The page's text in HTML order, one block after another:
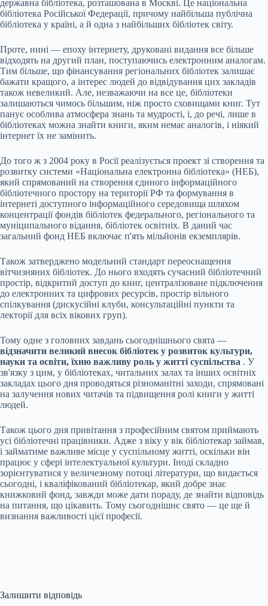
державна бібліотека, розташована в Москві. Це національна
бібліотека Російської Федерації, причому найбільша публічна
бібліотека у країні, а й одна з найбільших бібліотек світу.
Проте, нині — епоху інтернету, друковані видання все більше
відходять на другий план, поступаючись електронним аналогам.
Тим більше, що фінансування регіональних бібліотек залишає
бажати кращого, а інтерес людей до відвідування цих закладів
також невеликий. Але, незважаючи на все це, бібліотеки
залишаються чимось більшим, ніж просто сховищами книг. Тут
панує особлива атмосфера знань та мудрості, і, до речі, лише в
бібліотеках можна знайти книги, яким немає аналогів, і ніякий
інтернет їх не замінить.
До того ж з 2004 року в Росії реалізується проект зі створення та
розвитку системи «Національна електронна бібліотека» (НЕБ),
який спрямований на створення єдиного інформаційного
бібліотечного простору на території РФ та формування в
інтернеті доступного інформаційного середовища шляхом
концентрації фондів бібліотек федерального, регіонального та
муніципального відання, бібліотек освітніх. В даний час
загальний фонд НЕБ включає п'ять мільйонів екземплярів.
Також затверджено модельний стандарт переоснащення
вітчизняних бібліотек. До нього входять сучасний бібліотечний
простір, відкритий доступ до книг, централізоване підключення
до електронних та цифрових ресурсів, простір вільного
спілкування (дискусійні клуби, консультаційні пункти та
лекторії для всіх вікових груп).
Тому одне з головних завдань сьогоднішнього свята —
відзначити великий внесок бібліотек у розвиток культури,
науки та освіти, їхню важливу роль у житті суспільства . У
зв'язку з цим, у бібліотеках, читальних залах та інших освітніх
закладах цього дня проводяться різноманітні заходи, спрямовані
на залучення нових читачів та підвищення ролі книги у житті
людей.
Також цього дня привітання з професійним святом приймають
усі бібліотечні працівники. Адже з віку у вік бібліотекар займав,
і займатиме важливе місце у суспільному житті, оскільки він
працює у сфері інтелектуальної культури. Іноді складно
зорієнтуватися у величезному потоці літератури, що видається
сьогодні, і кваліфікований бібліотекар, який добре знає
книжковий фонд, завжди може дати пораду, де знайти відповідь
на питання, що цікавить. Тому сьогоднішнє свято — це ще й
визнання важливості цієї професії.
Залишити відповідь